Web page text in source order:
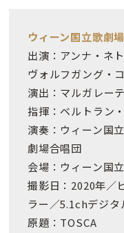
ウィーン国立歌劇
出演：アンナ・ネ
ヴォルフガング・
演出：マルガレー
指揮：ベルトラン
演奏：ウィーン国
劇場合唱団
会場：ウィーン国
撮影日：2020年／
ラー／5.1chデジ
原題：TOSCA